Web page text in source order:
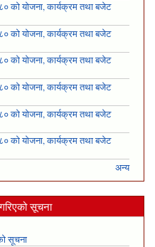
को योजना, कार्यक्रम तथा बजेट
को योजना, कार्यक्रम तथा बजेट
को योजना, कार्यक्रम तथा बजेट
को योजना, कार्यक्रम तथा बजेट
को योजना, कार्यक्रम तथा बजेट
को योजना, कार्यक्रम तथा बजेट
अन्य
सूचना
सूचना